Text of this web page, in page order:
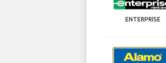
ENTERPRISE